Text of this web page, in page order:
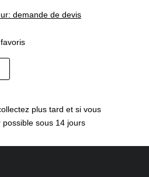
demande de devis
plus tard et si vous
possible sous 14 jours